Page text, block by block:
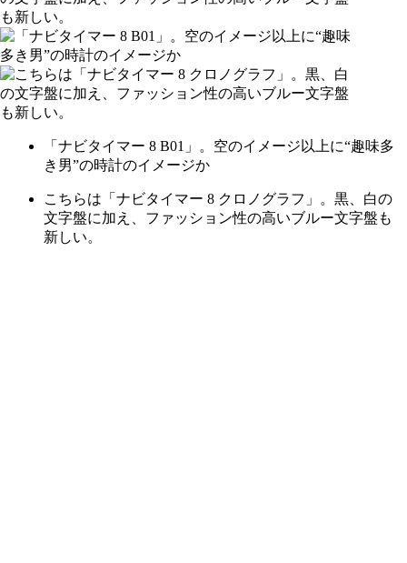
「ナビタイマー 8 B01」。空のイメージ以上に“趣味多
き男”の時計のイメージか
こちらは「ナビタイマー 8 クロノグラフ」。黒、白の
文字盤に加え、ファッション性の高いブルー文字盤も
新しい。